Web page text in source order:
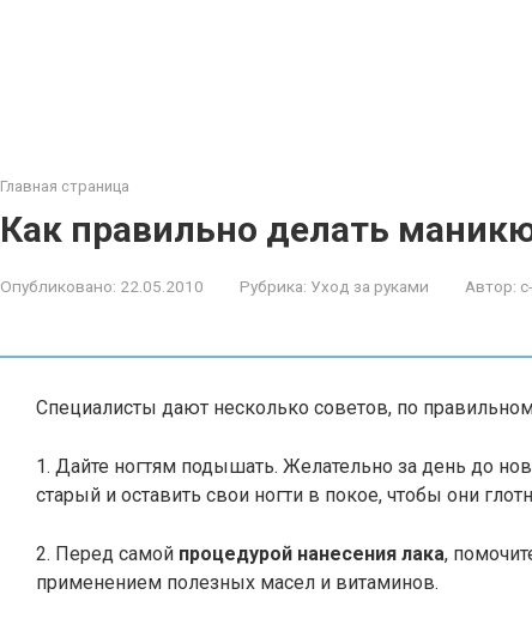
Главная страница
Как правильно делать
Опубликовано: 22.05.2010 Рубрика: Уход за руками Автор:
Специалисты дают несколько советов, по
1. Дайте ногтям подышать. Желательно за день до
старый и оставить свои ногти в покое, чтобы они
2. Перед самой процедурой нанесения лака,
применением полезных масел и витаминов.